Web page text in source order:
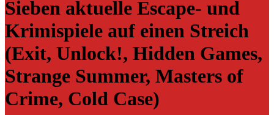
Sieben aktuelle Escape- und
Krimispiele auf einen Streich
(Exit, Unlock!, Hidden Games,
Strange Summer, Masters of
Crime, Cold Case)